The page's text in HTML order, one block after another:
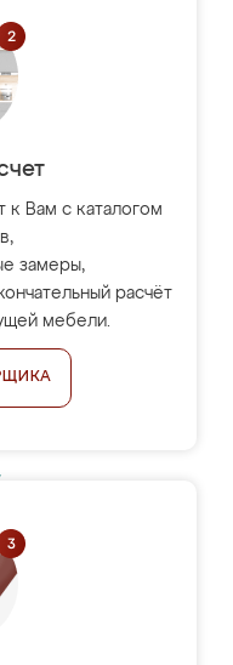
к Вам с каталогом
замеры,
расчёт
мебели.